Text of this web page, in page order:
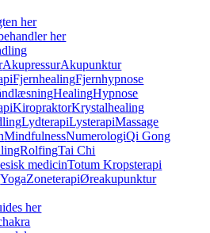
her
her
AkupressurAkupunktur
FjernhealingFjernhypnose
HealingHypnose
KiropraktorKrystalhealing
LydterapiLysterapiMassage
MindfulnessNumerologiQi Gong
RolfingTai Chi
medicinTotum Kropsterapi
YogaZoneterapiØreakupunktur
her